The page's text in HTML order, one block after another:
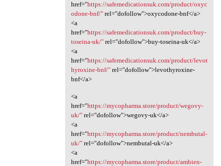
href="https://safemedicationsuk.com/product/oxyc
odone-bnf/"rel="dofollow">oxycodone-bnf</a>
<a
href="https://safemedicationsuk.com/product/buy-
toseina-uk/"rel="dofollow">buy-toseina-uk</a>
<a
href="https://safemedicationsuk.com/product/levot
hyroxine-bnf/"rel="dofollow">levothyroxine-
bnf</a>
<a
href="https://mycopharma.store/product/wegovy-
uk/"rel="dofollow">wegovy-uk</a>
<a
href="https://mycopharma.store/product/nembutal-
uk/"rel="dofollow">nembutal-uk</a>
<a
href="https://mycopharma.store/product/ambien-